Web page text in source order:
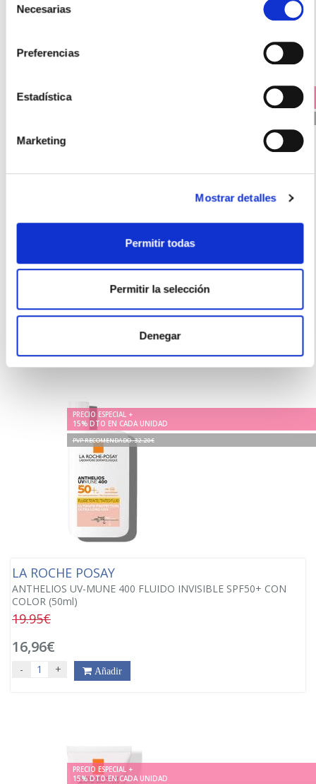
Necesarias
Preferencias
Estadística
Marketing
Mostrar detalles
Permitir todas
Permitir la selección
Denegar
- +
15% DTO EN CADA UNIDAD
ANTHELIOS UV-MUNE 400 FLUIDO INVISIBLE SPF50+ (50ml)
16,96€
PRECIO ESPECIAL +
15% DTO EN CADA UNIDAD
PVP RECOMENDADO. 32.20€
LA ROCHE POSAY
ANTHELIOS UV-MUNE 400 FLUIDO INVISIBLE SPF50+ CON
COLOR (50ml)
19.95€
16,96€
- + Añadir
PRECIO ESPECIAL +
15% DTO EN CADA UNIDAD